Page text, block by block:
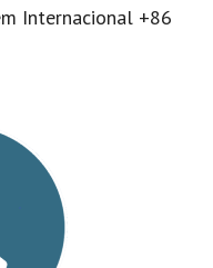
Internacional +86